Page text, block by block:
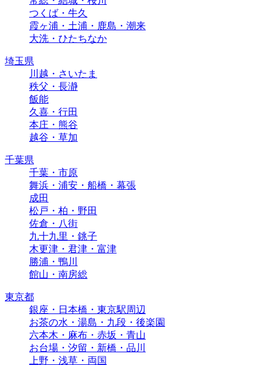
つくば・牛久
霞ヶ浦・土浦・鹿島・潮来
大洗・ひたちなか
埼玉県
川越・さいたま
秩父・長瀞
飯能
久喜・行田
本庄・熊谷
越谷・草加
千葉県
千葉・市原
舞浜・浦安・船橋・幕張
成田
松戸・柏・野田
佐倉・八街
九十九里・銚子
木更津・君津・富津
勝浦・鴨川
館山・南房総
東京都
銀座・日本橋・東京駅周辺
お茶の水・湯島・九段・後楽園
六本木・麻布・赤坂・青山
お台場・汐留・新橋・品川
上野・浅草・両国